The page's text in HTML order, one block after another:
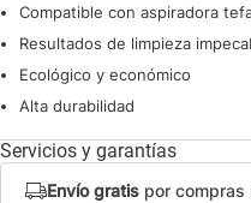
Compatible con aspiradora
Resultados de limpieza
Ecológico y económico
Alta durabilidad
Servicios y garantías
Envío gratis por